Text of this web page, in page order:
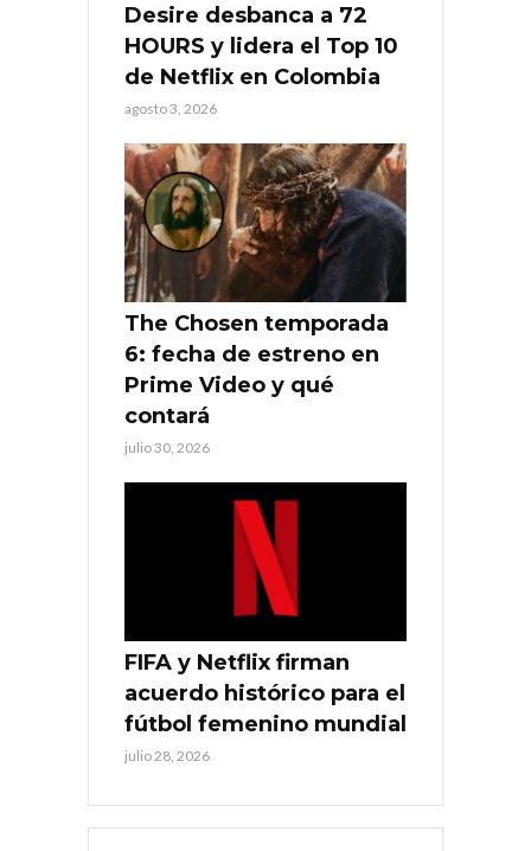
Desire desbanca a 72
HOURS y lidera el Top 10
de Netflix en Colombia
agosto 3, 2026
The Chosen temporada
6: fecha de estreno en
Prime Video y qué
contará
julio 30, 2026
FIFA y Netflix firman
acuerdo histórico para el
fútbol femenino mundial
julio 28, 2026